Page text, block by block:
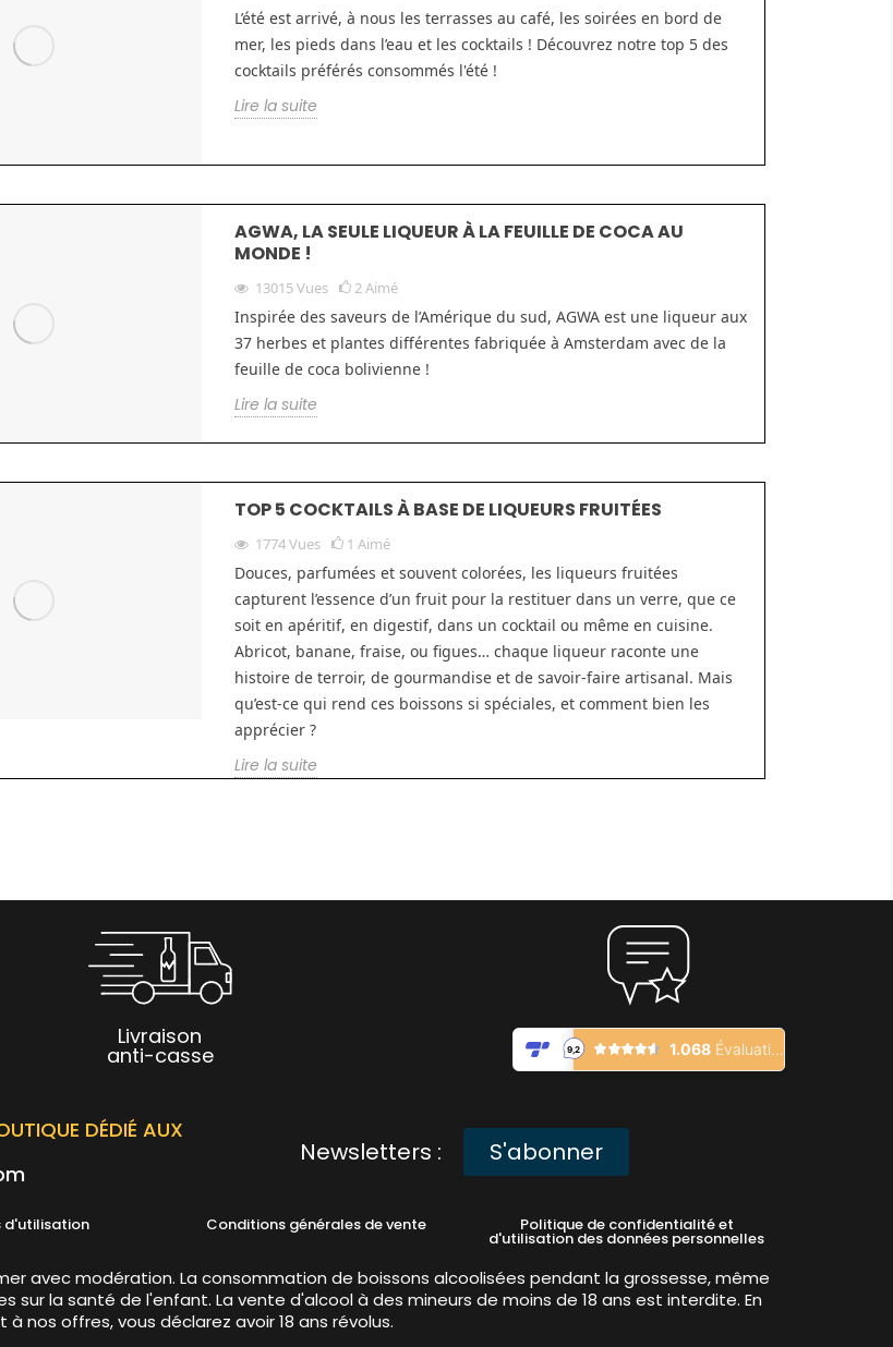
L’été est arrivé, à nous les terrasses au café, les soirées en bord de
mer, les pieds dans l’eau et les cocktails ! Découvrez notre top 5 des
cocktails préférés consommés l'été !
Lire la suite
AGWA, LA SEULE LIQUEUR À LA FEUILLE DE COCA AU
MONDE !
13015Vues 2Aimé
Inspirée des saveurs de l’Amérique du sud, AGWA est une liqueur aux
37 herbes et plantes différentes fabriquée à Amsterdam avec de la
feuille de coca bolivienne !
Lire la suite
TOP 5 COCKTAILS À BASE DE LIQUEURS FRUITÉES
1774Vues 1 Aimé
Douces, parfumées et souvent colorées, les liqueurs fruitées
capturent l’essence d’un fruit pour la restituer dans un verre, que ce
soit en apéritif, en digestif, dans un cocktail ou même en cuisine.
Abricot, banane, fraise, ou figues… chaque liqueur raconte une
histoire de terroir, de gourmandise et de savoir-faire artisanal. Mais
qu’est-ce qui rend ces boissons si spéciales, et comment bien les
apprécier ?
Lire la suite
Livraison
anti-casse
DÉDIÉ AUX
Newsletters : S'abonner
d'utilisation Conditions générales de vente Politique de confidentialité et
d'utilisation des données personnelles
avec modération. La consommation de boissons alcoolisées pendant la grossesse, même
la santé de l'enfant. La vente d'alcool à des mineurs de moins de 18 ans est interdite. En
nos offres, vous déclarez avoir 18 ans révolus.